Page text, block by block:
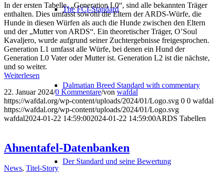
The FCI-Standard
Dalmatian Breed Standard with commentary
Der Standard und seine Bewertung
In der ersten Tabelle, „Generation L0“, sind alle bekannten Träger
enthalten. Dies umfasst sowohl die Eltern der ARDS-Würfe, die
Hunde in diesen Würfen als auch die Hunde zwischen den Eltern
und der „Mutter von ARDS“. Ein theoretischer Träger, O’Soul
Kavaljero, wurde aufgrund seiner Zuchtergebnisse freigesprochen.
Generation L1 umfasst alle Würfe, bei denen ein Hund der
Generation L0 Vater oder Mutter ist. Generation L2 ist die nächste,
und so weiter.
Weiterlesen
22. Januar 2024/0 Kommentare/von wafdal
https://wafdal.org/wp-content/uploads/2024/01/Logo.svg 0 0 wafdal
https://wafdal.org/wp-content/uploads/2024/01/Logo.svg
wafdal2024-01-22 14:59:002024-01-22 14:59:00ARDS Tabellen
Ahnentafel-Datenbanken
News, Titel-Story